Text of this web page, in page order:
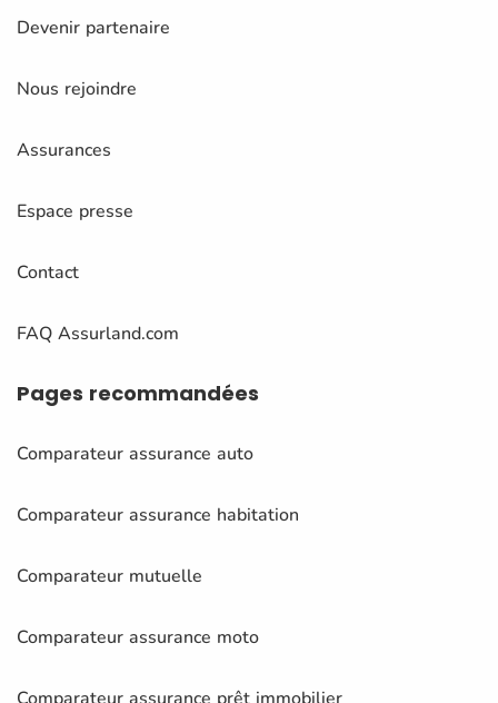
Devenir partenaire
Nous rejoindre
Assurances
Espace presse
Contact
FAQ Assurland.com
Pages recommandées
Comparateur assurance auto
Comparateur assurance habitation
Comparateur mutuelle
Comparateur assurance moto